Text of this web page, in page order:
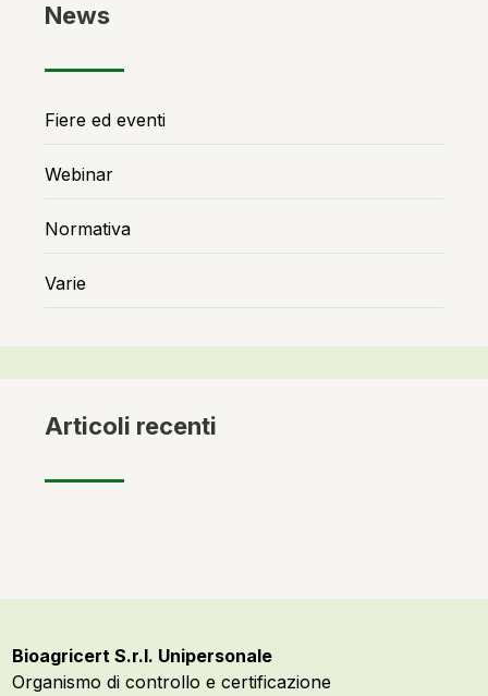
News
Fiere ed eventi
Webinar
Normativa
Varie
Articoli recenti
Bioagricert S.r.l. Unipersonale
Organismo di controllo e certificazione